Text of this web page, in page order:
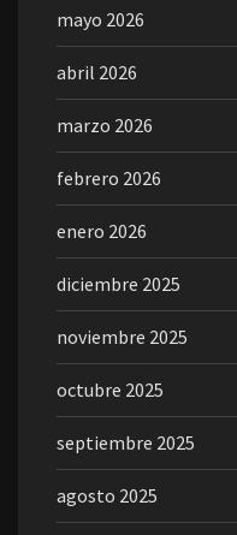
mayo 2026
abril 2026
marzo 2026
febrero 2026
enero 2026
diciembre 2025
noviembre 2025
octubre 2025
septiembre 2025
agosto 2025